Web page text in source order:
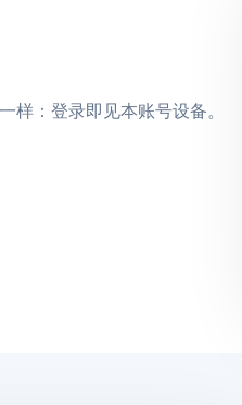
：登录即见本账号设备。